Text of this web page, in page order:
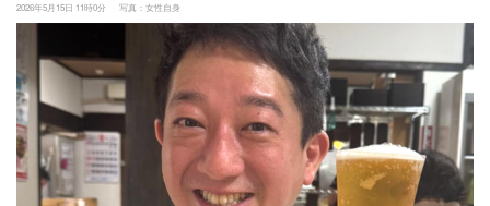
2026年5月15日 11時0分 写真：女性自身